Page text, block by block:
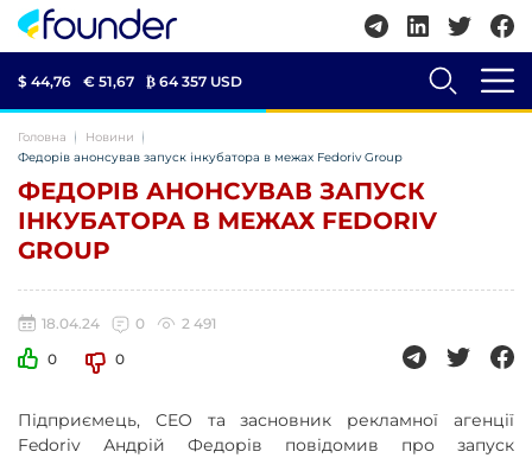
$ 44,76 € 51,67 ₿ 64 357 USD
Головна
Новини
Федорів анонсував запуск інкубатора в межах Fedoriv Group
ФЕДОРІВ АНОНСУВАВ ЗАПУСК
ІНКУБАТОРА В МЕЖАХ FEDORIV
GROUP
18.04.24 0
2 491
0
0
Підприємець, CEO та засновник рекламної агенції
Fedoriv Андрій Федорів повідомив про запуск